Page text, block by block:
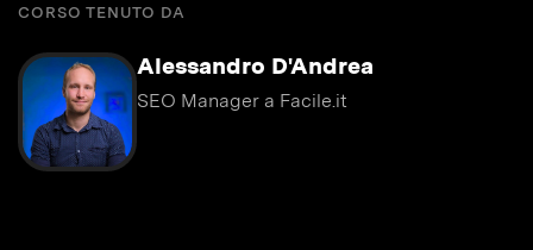
CORSO TENUTO DA
Alessandro D'Andrea
SEO Manager a Facile.it